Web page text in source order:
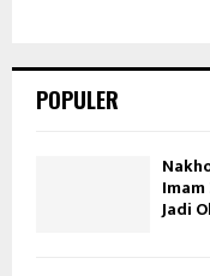
POPULER
Jadi